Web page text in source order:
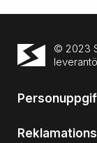
© 2023